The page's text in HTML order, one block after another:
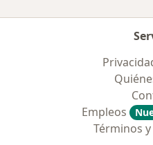
Empleos
Términos